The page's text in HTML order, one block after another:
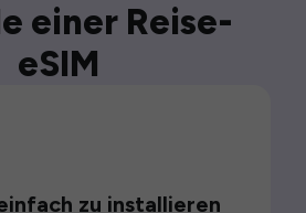
einer Reise-
eSIM
zu installieren